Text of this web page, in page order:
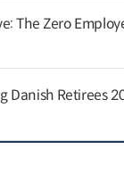
The Zero
Danish Retirees